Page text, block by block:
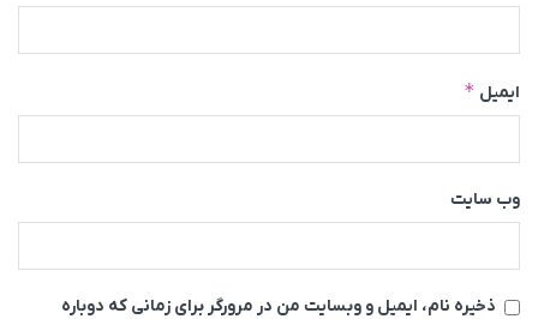
ایمیل *
وب‌ سایت
ذخیره نام، ایمیل و وبسایت من در مرورگر برای زمانی که دوباره